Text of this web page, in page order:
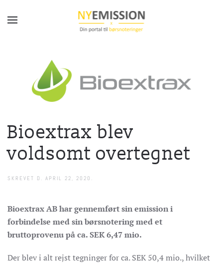
Gå til hovedindhold
Bioextrax blev
voldsomt overtegnet
SKREVET D. APRIL 22, 2020 .
Bioextrax AB har gennemført sin emission i
forbindelse med sin børsnotering med et
bruttoprovenu på ca. SEK 6,47 mio.
Der blev i alt rejst tegninger for ca. SEK 50,4 mio., hvilket